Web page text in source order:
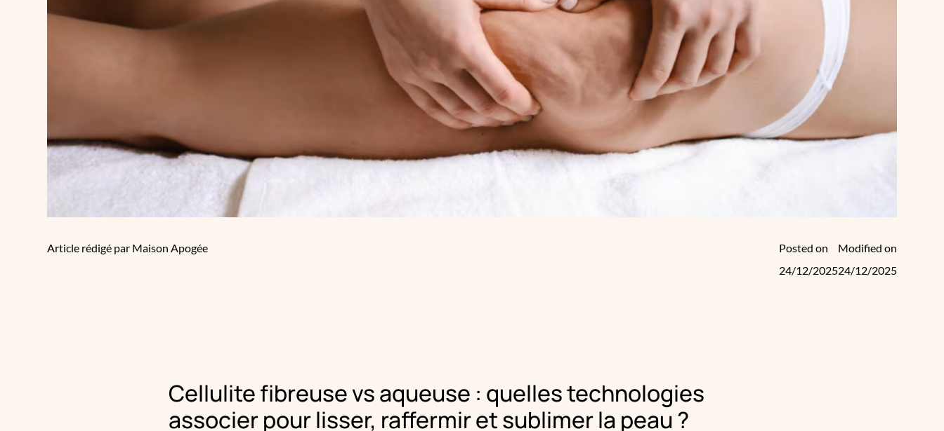
Article rédigé par Maison Apogée
Posted on
24/12/2025
Modified on
24/12/2025
Cellulite fibreuse vs aqueuse : quelles technologies
associer pour lisser, raffermir et sublimer la peau ?